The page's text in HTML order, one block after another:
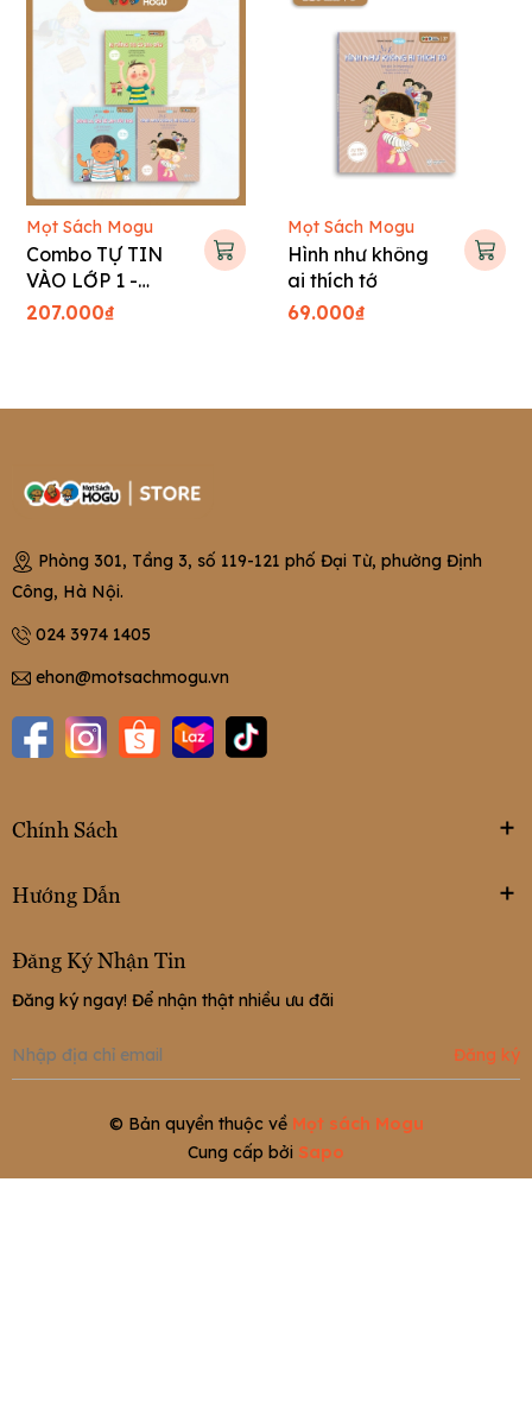
Mọt Sách Mogu
Combo TỰ TIN
VÀO LỚP 1 -
Tranh truyện Hàn
207.000₫
Mọt Sách Mogu
Hình như không
ai thích tớ
69.000₫
Phòng 301, Tầng 3, số 119-121 phố Đại Từ, phường Định
Công, Hà Nội.
024 3974 1405
ehon@motsachmogu.vn
Chính Sách
Hướng Dẫn
Đăng Ký Nhận Tin
Đăng ký ngay! Để nhận thật nhiều ưu đãi
Đăng ký
© Bản quyền thuộc về Mọt sách Mogu
Cung cấp bởi Sapo